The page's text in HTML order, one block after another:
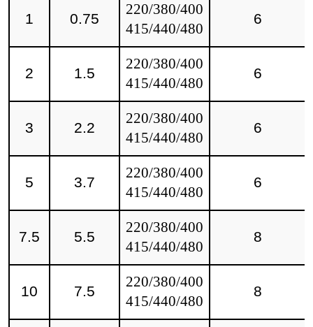
1 0.75
220/380/400
415/440/480
6
2 1.5
220/380/400
415/440/480
6
3 2.2
220/380/400
415/440/480
6
5 3.7
220/380/400
415/440/480
6
7.5 5.5
220/380/400
415/440/480
8
10 7.5
220/380/400
415/440/480
8